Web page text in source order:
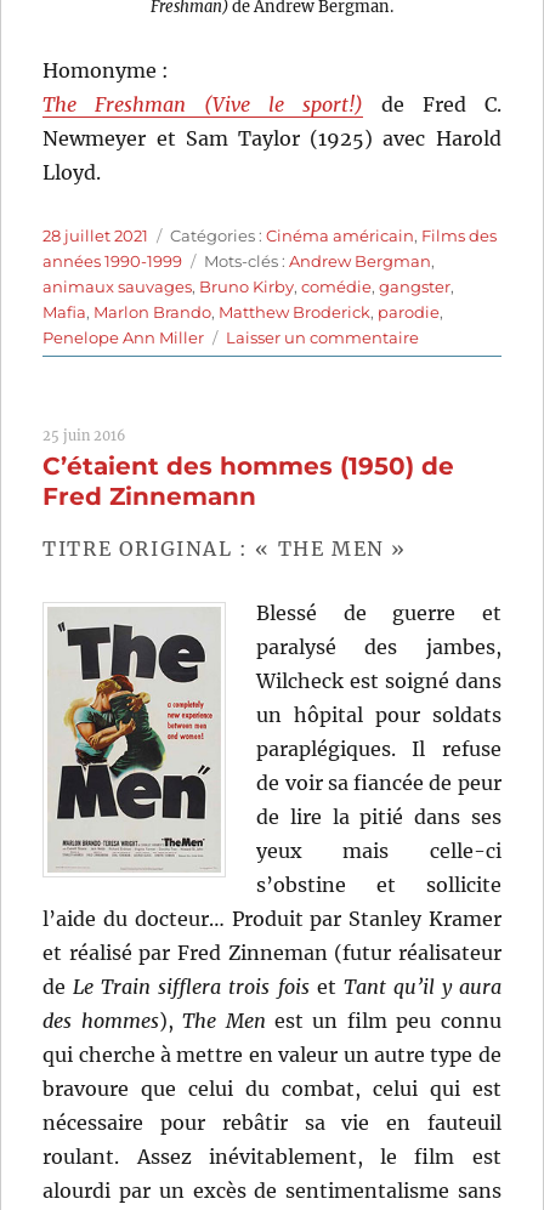
Freshman)de Andrew Bergman.
Homonyme :
The Freshman (Vive le sport!) de Fred C.
Newmeyer et Sam Taylor (1925) avec Harold
Lloyd.
Publié
le
28 juillet 2021 Catégories
Catégories :Cinéma américain, Films des
années 1990-1999
Étiquettes
Mots-clés :Andrew Bergman,
animaux sauvages, Bruno Kirby,comédie,gangster,
Mafia, Marlon Brando, Matthew Broderick, parodie,
Penelope Ann Miller
Laisser un commentairesur
Premiers
Mafia
25 juin 2016
C’étaient des hommes (1950) de
Fred Zinnemann
TITRE ORIGINAL : « THE MEN »
Blessé de guerre et
paralysé des jambes,
Wilcheck est soigné dans
un hôpital pour soldats
paraplégiques. Il refuse
de voir sa fiancée de peur
de lire la pitié dans ses
yeux mais celle-ci
s’obstine et sollicite
l’aide du docteur… Produit par Stanley Kramer
et réalisé par Fred Zinneman (futur réalisateur
de Le Train sifflera trois foiset Tant qu’il y aura
des hommes),The Men est un film peu connu
qui cherche à mettre en valeur un autre type de
bravoure que celui du combat, celui qui est
nécessaire pour rebâtir sa vie en fauteuil
roulant. Assez inévitablement, le film est
alourdi par un excès de sentimentalisme sans